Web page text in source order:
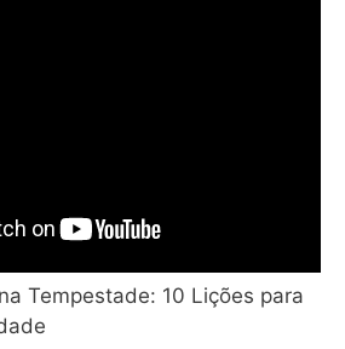
Tempestade: 10 Lições para